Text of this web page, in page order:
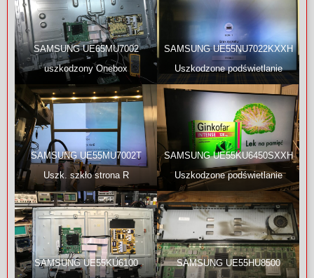
SAMSUNG UE65MU7002
uszkodzony Onebox
SAMSUNG UE55NU7022KXXH
Uszkodzone podświetlanie
SAMSUNG UE55MU7002T
Uszk. szkło strona R
SAMSUNG UE55KU6450SXXH
Uszkodzone podświetlanie
SAMSUNG UE55KU6100
SAMSUNG UE55HU8500